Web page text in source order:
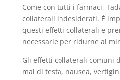
Come con tutti i farmaci,
collaterali indesiderati. È
questi effetti collaterali e
necessarie per ridurne al
Gli effetti collaterali comuni
mal di testa, nausea,